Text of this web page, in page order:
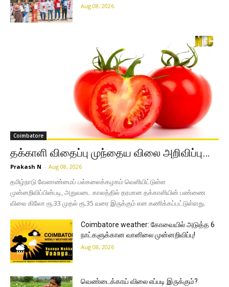
Aug 08, 2026
Coimbatore
தக்காளி விதைப்பு முந்தைய விலை அறிவிப்பு…
Prakash N - Aug 08, 2026
தமிழ்நாடு வேளாண்மைப் பல்கலைக்கழகம் வெளியிட்டுள்ள
முன்னறிவிப்பின்படி, அறுவடை காலத்தில் தரமான தக்காளியின் பண்ணை
விலை கிலோ ரூ.33 முதல் ரூ.35 வரை இருக்கும் என கணிக்கப்பட்டுள்ளது.
Coimbatore weather: கோவையில் அடுத்த 6
நாட்களுக்கான வானிலை முன்னறிவிப்பு!
Aug 08, 2026
வெண்டைக்காய் விலை எப்படி இருக்கும்?